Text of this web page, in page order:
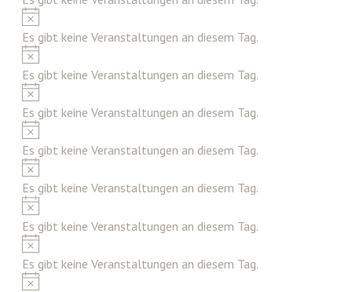
Hinweis
Es gibt keine Veranstaltungen an diesem Tag.
Hinweis
Es gibt keine Veranstaltungen an diesem Tag.
Hinweis
Es gibt keine Veranstaltungen an diesem Tag.
Hinweis
Es gibt keine Veranstaltungen an diesem Tag.
Hinweis
Es gibt keine Veranstaltungen an diesem Tag.
Hinweis
Es gibt keine Veranstaltungen an diesem Tag.
Hinweis
Es gibt keine Veranstaltungen an diesem Tag.
Hinweis